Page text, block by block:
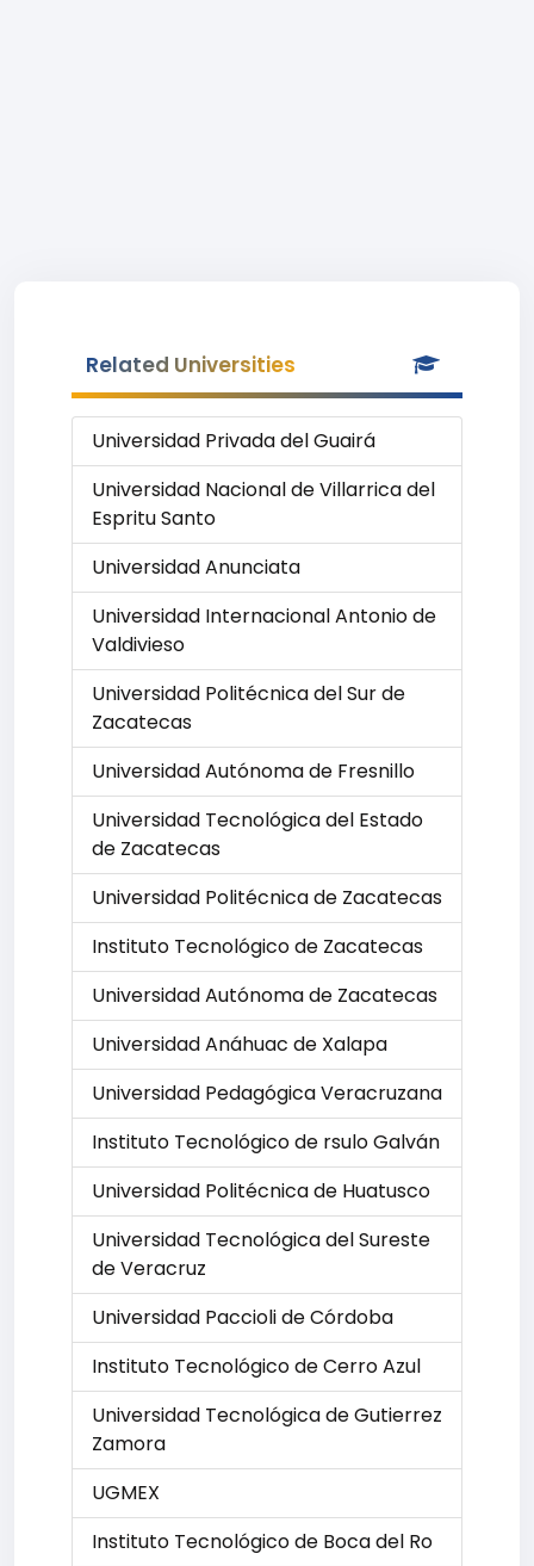
Related Universities
Universidad Privada del Guairá
Universidad Nacional de Villarrica del
Espritu Santo
Universidad Anunciata
Universidad Internacional Antonio de
Valdivieso
Universidad Politécnica del Sur de
Zacatecas
Universidad Autónoma de Fresnillo
Universidad Tecnológica del Estado
de Zacatecas
Universidad Politécnica de Zacatecas
Instituto Tecnológico de Zacatecas
Universidad Autónoma de Zacatecas
Universidad Anáhuac de Xalapa
Universidad Pedagógica Veracruzana
Instituto Tecnológico de rsulo Galván
Universidad Politécnica de Huatusco
Universidad Tecnológica del Sureste
de Veracruz
Universidad Paccioli de Córdoba
Instituto Tecnológico de Cerro Azul
Universidad Tecnológica de Gutierrez
Zamora
UGMEX
Instituto Tecnológico de Boca del Ro